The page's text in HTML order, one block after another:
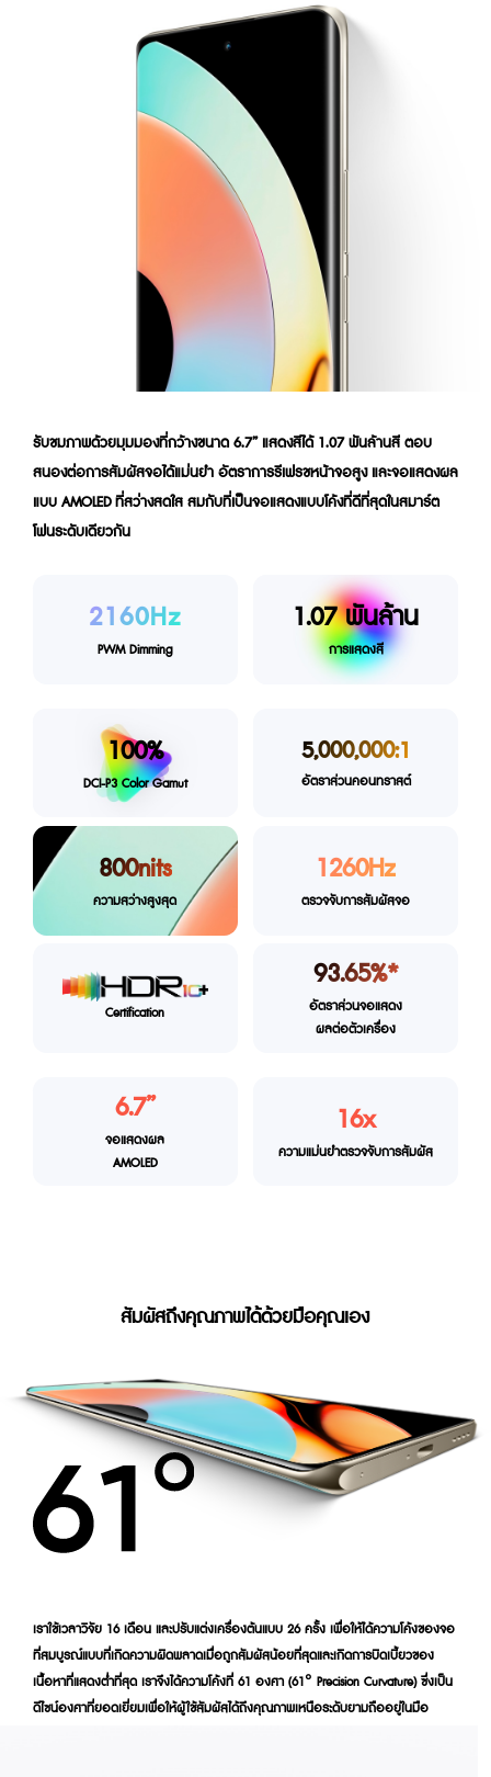
รับชมภาพด้วยมุมมองที่กว้างขนาด 6.7” แสดงสีได้ 1.07 พันล้านสี ตอบ
สนองต่อการสัมผัสจอได้แม่นยำ อัตราการรีเฟรชหน้าจอสูง และจอแสดงผล
แบบ AMOLED ที่สว่างสดใส สมกับที่เป็นจอแสดงแบบโค้งที่ดีที่สุดในสมาร์ต
โฟนระดับเดียวกัน
2160Hz
PWM Dimming
1.07 พันล้าน
การแสดงสี
5,000,000:1
อัตราส่วนคอนทราสต์
100%
DCI-P3 ColorGamut
800nits
ความสว่างสูงสุด
1260Hz
ตรวจจับการสัมผัสจอ
Certification
93.65%*
อัตราส่วนจอแสดง
ผลต่อตัวเครื่อง
6.7”
จอแสดงผล
AMOLED
16x
ความแม่นยำตรวจจับการสัมผัส
สัมผัสถึงคุณภาพได้ด้วยมือคุณเอง
เราใช้เวลาวิจัย 16 เดือน และปรับแต่งเครื่องต้นแบบ 26 ครั้ง เพื่อให้ได้ความโค้งของจอ
ที่สมบูรณ์แบบที่เกิดความผิดพลาดเมื่อถูกสัมผัสน้อยที่สุดและเกิดการบิดเบี้ยวของ
เนื้อหาที่แสดงต่ำที่สุด เราจึงได้ความโค้งที่ 61 องศา (61° Precision Curvature) ซึ่งเป็น
ดีไซน์องศาที่ยอดเยี่ยมเพื่อให้ผู้ใช้สัมผัสได้ถึงคุณภาพเหนือระดับยามถืออยู่ในมือ